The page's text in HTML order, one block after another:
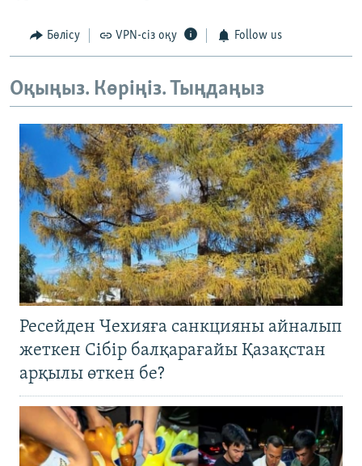
Бөлісу VPN-сіз оқу Follow us
Оқыңыз. Көріңіз. Тыңдаңыз
Ресейден Чехияға санкцияны айналып
жеткен Сібір балқарағайы Қазақстан
арқылы өткен бе?